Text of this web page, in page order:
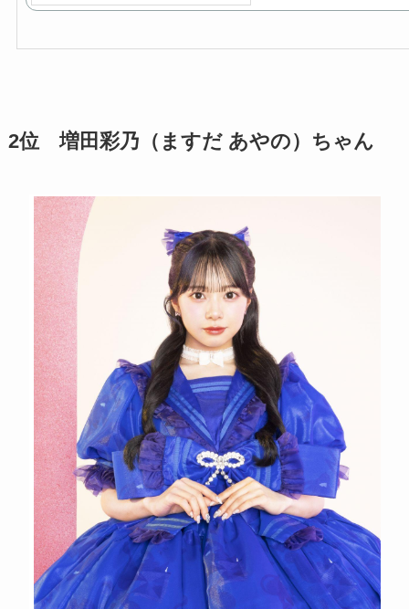
2位 増田彩乃（ますだ あやの）ちゃん